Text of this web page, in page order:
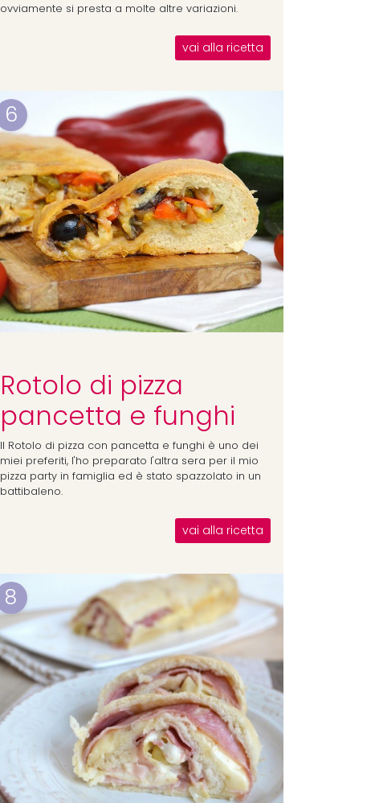
ovviamente si presta a molte altre variazioni.
vai alla ricetta
6
Rotolo di pizza
pancetta e funghi
Il Rotolo di pizza con pancetta e funghi è uno dei
miei preferiti, l'ho preparato l'altra sera per il mio
pizza party in famiglia ed è stato spazzolato in un
battibaleno.
vai alla ricetta
8